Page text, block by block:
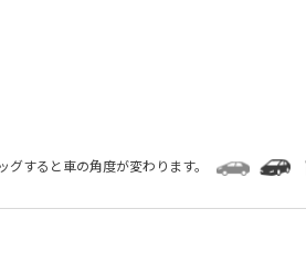
すると車の角度が変わります。